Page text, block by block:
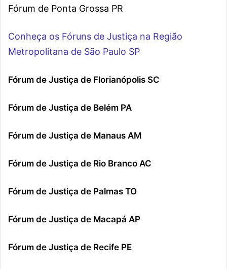
Fórum de Ponta Grossa PR
Conheça os Fóruns de Justiça na Região
Metropolitana de São Paulo SP
Fórum de Justiça de Florianópolis SC
Fórum de Justiça de Belém PA
Fórum de Justiça de Manaus AM
Fórum de Justiça de Rio Branco AC
Fórum de Justiça de Palmas TO
Fórum de Justiça de Macapá AP
Fórum de Justiça de Recife PE